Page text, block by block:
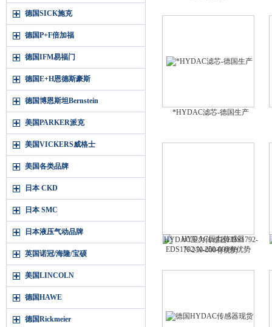
德国SICK施克
德国P+F倍加福
德国IFM易福门
德国E+H恩德斯豪斯
德国博恩斯坦Bernstein
美国PARKER派克
美国VICKERS威格士
美国各类品牌
日本 CKD
日本 SMC
日本液压气动品牌
英国诺冠/海隆/宝硕
美国LINCOLN
德国HAWE
德国Rickmeier
*HYDAC滤芯-德国生产
HYDAC压力传感器EDS1792-
N-250-000有优势